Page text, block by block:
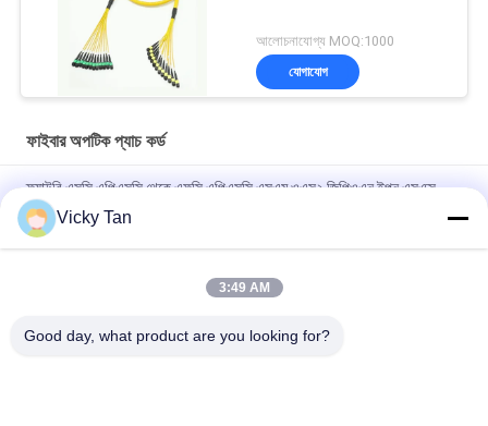
আলোচনাযোগ্য MOQ:1000
যোগাযোগ
ফাইবার অপটিক প্যাচ কর্ড
ফ্যাক্টরি এসসি এপিএসসি থেকে এফসি এপিএসসি এসএম ওএস২ জিপিওএন ইপন এসএক্স
২.০মিমি দৈর্ঘ্য ২ মিটার প্যাচ কর্ড
Sc Apc থেকে Sc Apc অ্যাকোয়া জ্যাকেট ফাইবার অপটিক প্যাচ কর্ড সিমপ্লেক্স জাম্পার
Vicky Tan
3:49 AM
Good day, what product are you looking for?